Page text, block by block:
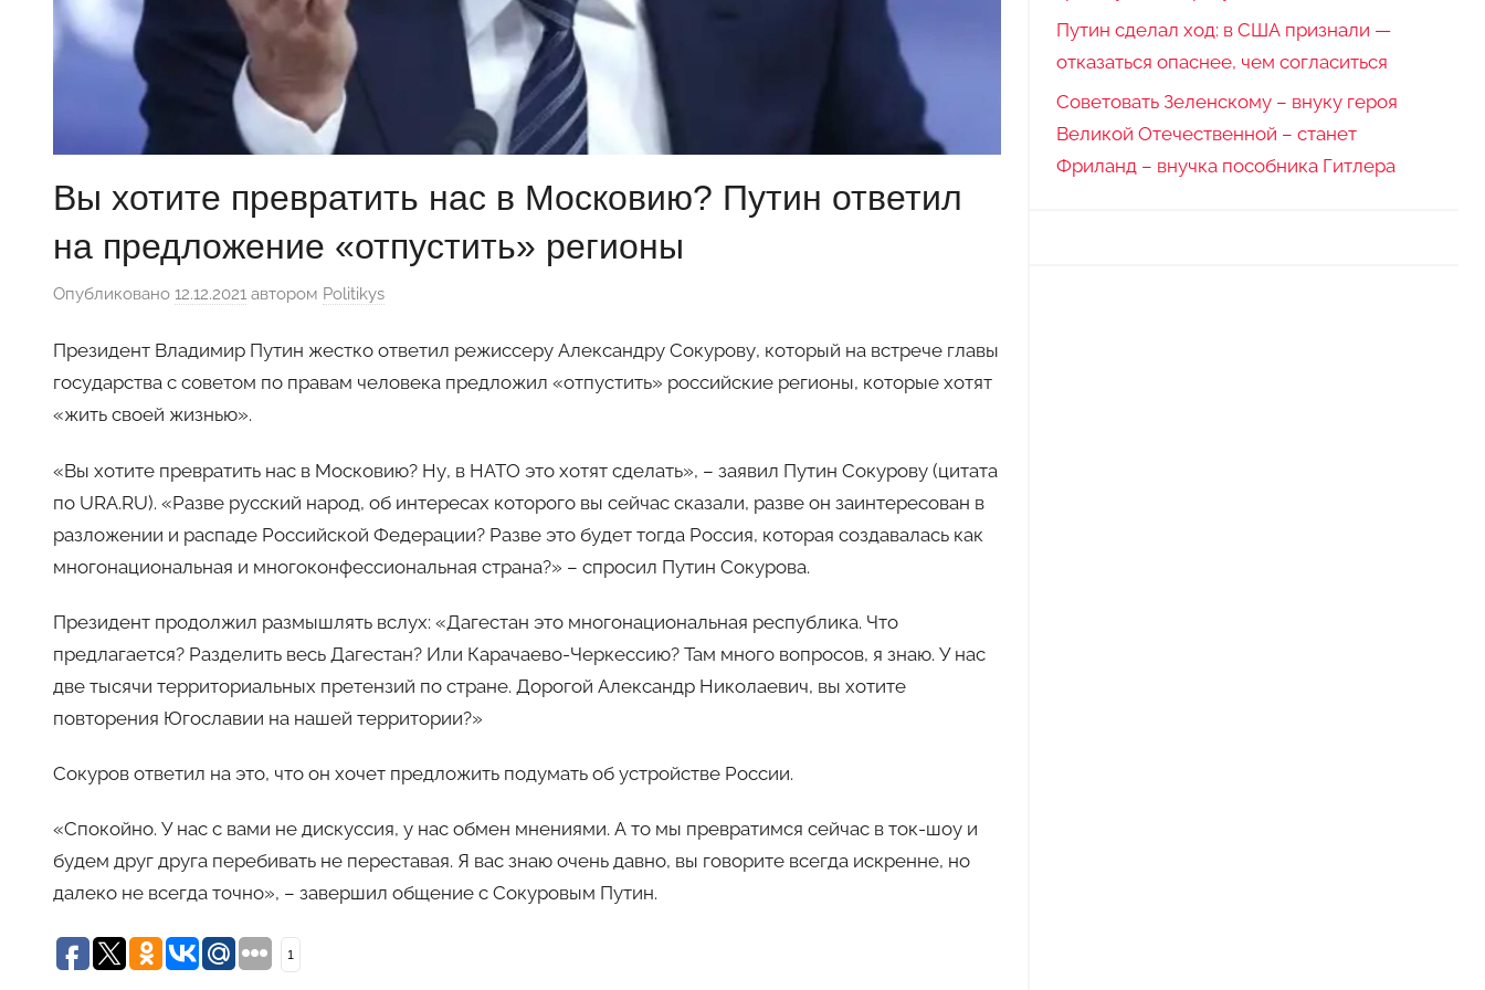
Вы хотите превратить нас в Московию? Путин ответил
на предложение «отпустить» регионы
Опубликовано 12.12.2021 автором Politikys
Президент Владимир Путин жестко ответил режиссеру Александру Сокурову, который на встрече главы
государства с советом по правам человека предложил «отпустить» российские регионы, которые хотят
«жить своей жизнью».
«Вы хотите превратить нас в Московию? Ну, в НАТО это хотят сделать», – заявил Путин Сокурову (цитата
по URA.RU). «Разве русский народ, об интересах которого вы сейчас сказали, разве он заинтересован в
разложении и распаде Российской Федерации? Разве это будет тогда Россия, которая создавалась как
многонациональная и многоконфессиональная страна?» – спросил Путин Сокурова.
Президент продолжил размышлять вслух: «Дагестан это многонациональная республика. Что
предлагается? Разделить весь Дагестан? Или Карачаево-Черкессию? Там много вопросов, я знаю. У нас
две тысячи территориальных претензий по стране. Дорогой Александр Николаевич, вы хотите
повторения Югославии на нашей территории?»
Сокуров ответил на это, что он хочет предложить подумать об устройстве России.
«Спокойно. У нас с вами не дискуссия, у нас обмен мнениями. А то мы превратимся сейчас в ток-шоу и
будем друг друга перебивать не переставая. Я вас знаю очень давно, вы говорите всегда искренне, но
далеко не всегда точно», – завершил общение с Сокуровым Путин.
1
Путин сделал ход: в США признали —
отказаться опаснее, чем согласиться
Советовать Зеленскому – внуку героя
Великой Отечественной – станет
Фриланд – внучка пособника Гитлера